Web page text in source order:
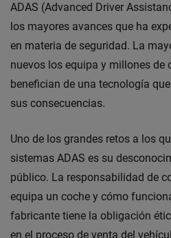
ADAS (Advanced Driver
los mayores avances que ha
en materia de seguridad. La
nuevos los equipa y millones de
benefician de una tecnología
sus consecuencias.
Uno de los grandes retos a los
sistemas ADAS es su
público. La responsabilidad de
equipa un coche y cómo
fabricante tiene la obligación
en el proceso de venta del